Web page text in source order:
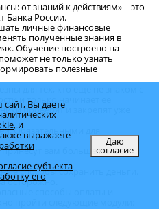
от знаний к действиям» – это
Банка России.
личные финансовые
полученные знания в
Обучение построено на
не только узнать
полезные
и только начинает ее
проверят и закрепят уже
Обязательными для
принесут вам больше пользы.
способы сохранить деньги.
осторожно.
способы оплаты и
Вы даете
, и
выражаете
субъекта
его
Даю
согласие